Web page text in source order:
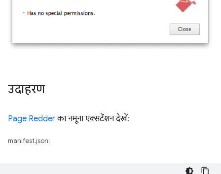
उदाहरण
Page Redderका नमूना एक्सटेंशन देखें:
manifest.json: